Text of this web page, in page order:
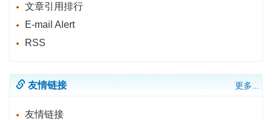
文章引用排行
E-mail Alert
RSS
友情链接 更多...
友情链接